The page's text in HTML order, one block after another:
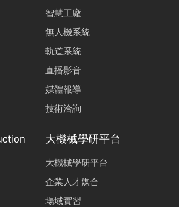
智慧工廠
無人機系統
軌道系統
直播影音
媒體報導
技術洽詢
大機械學研平台
大機械學研平台
企業人才媒合
場域實習